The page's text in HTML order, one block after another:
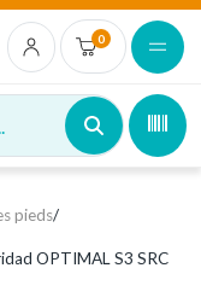
0
pieds/
OPTIMAL S3 SRC